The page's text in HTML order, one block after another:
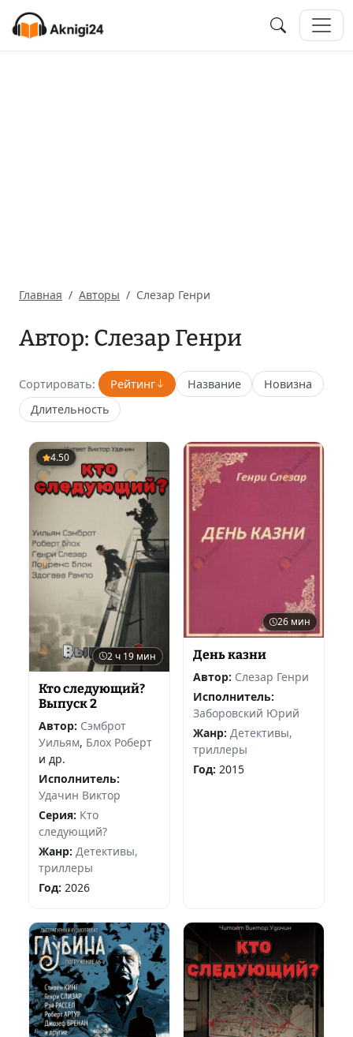
Главная Авторы Слезар Генри
Автор: Слезар Генри
Сортировать: Рейтинг Название
Новизна
Длительность
4.50
2 ч 19 мин
Кто следующий?
Выпуск 2
Автор: Сэмброт
Уильям, Блох Роберт
и др.
Исполнитель:
Удачин Виктор
Серия: Кто
следующий?
Жанр: Детективы,
триллеры
Год: 2026
26 мин
День казни
Автор: Слезар Генри
Исполнитель:
Заборовский Юрий
Жанр: Детективы,
триллеры
Год: 2015